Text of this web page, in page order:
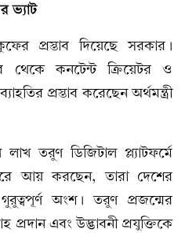
ভ্যাট
প্রস্তাব দিয়েছে সরকার।
থেকে কনটেন্ট ক্রিয়েটর ও
প্রস্তাব করেছেন অর্থমন্ত্রী
তরুণ ডিজিটাল প্ল্যাটফর্মে
আয় করছেন, তারা দেশের
অংশ। তরুণ প্রজন্মের
এবং উদ্ভাবনী প্রযুক্তিকে